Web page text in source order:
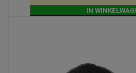
IN